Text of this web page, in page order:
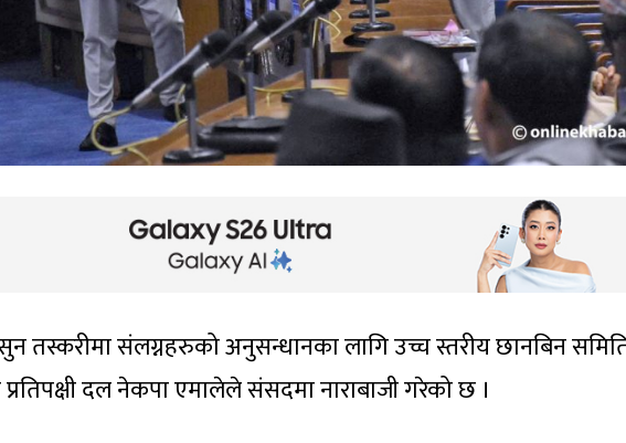
तस्करीमा संलग्नहरुको अनुसन्धानका लागि उच्च स्तरीय छानबिन
दल नेकपा एमालेले संसदमा नाराबाजी गरेको छ ।